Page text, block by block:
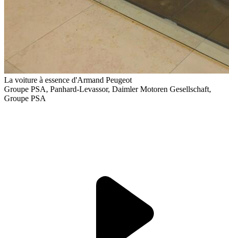
La voiture à essence d'Armand Peugeot
Groupe PSA, Panhard-Levassor, Daimler Motoren Gesellschaft,
Groupe PSA